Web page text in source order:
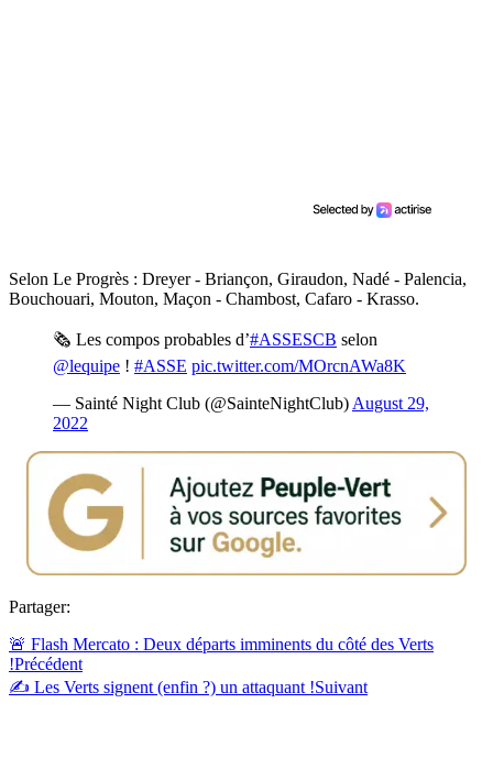
Selon Le Progrès : Dreyer - Briançon, Giraudon, Nadé - Palencia,
Bouchouari, Mouton, Maçon - Chambost, Cafaro - Krasso.
🗞 Les compos probables d’#ASSESCB selon
@lequipe ! #ASSE pic.twitter.com/MOrcnAWa8K
— Sainté Night Club (@SainteNightClub) August 29,
2022
Partager:
🚨 Flash Mercato : Deux départs imminents du côté des Verts
!Précédent
✍ Les Verts signent (enfin ?) un attaquant !Suivant